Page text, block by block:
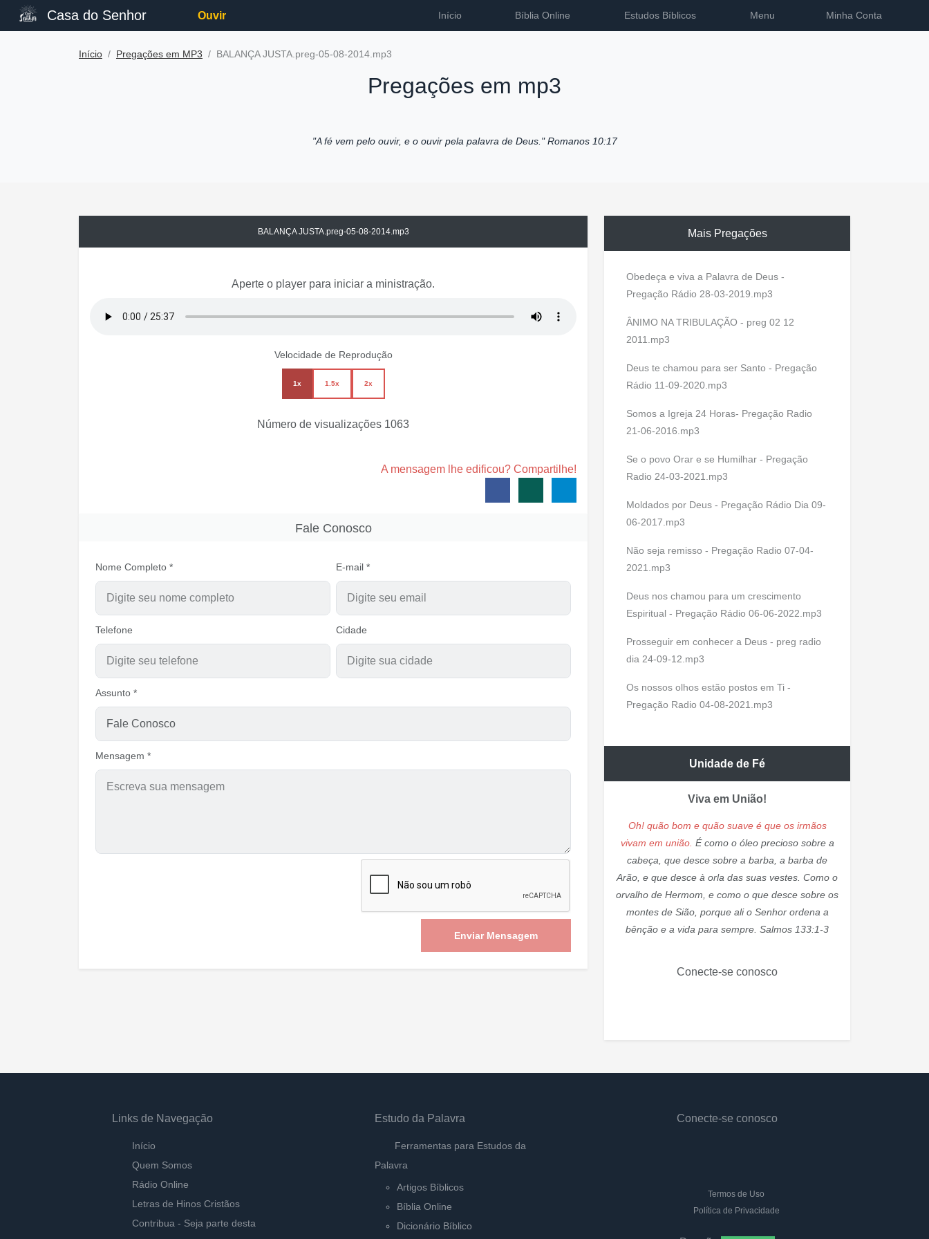
Casa do Senhor Ouvir Início Bíblia Online Estudos Bíblicos Menu Minha Conta
Início Pregações em MP3 BALANÇA JUSTA.preg-05-08-2014.mp3
Pregações em mp3
"A fé vem pelo ouvir, e o ouvir pela palavra de Deus."Romanos 10:17
BALANÇA JUSTA.preg-05-08-2014.mp3
Aperte o player para iniciar a ministração.
Velocidade de Reprodução
1x 1.5x 2x
Número de visualizações 1063
A mensagem lhe edificou? Compartilhe!
Fale Conosco
Nome Completo * E-mail *
Telefone Cidade
Assunto *
Mensagem *
Enviar Mensagem
Mais Pregações
Obedeça e viva a Palavra de Deus -
Pregação Rádio 28-03-2019.mp3
ÂNIMO NA TRIBULAÇÃO - preg 02 12
2011.mp3
Deus te chamou para ser Santo - Pregação
Rádio 11-09-2020.mp3
Somos a Igreja 24 Horas- Pregação Radio
21-06-2016.mp3
Se o povo Orar e se Humilhar - Pregação
Radio 24-03-2021.mp3
Moldados por Deus - Pregação Rádio Dia 09-
06-2017.mp3
Não seja remisso - Pregação Radio 07-04-
2021.mp3
Deus nos chamou para um crescimento
Espiritual - Pregação Rádio 06-06-2022.mp3
Prosseguir em conhecer a Deus - preg radio
dia 24-09-12.mp3
Os nossos olhos estão postos em Ti -
Pregação Radio 04-08-2021.mp3
Unidade de Fé
Viva em União!
Oh! quão bom e quão suave é que os irmãos
vivam em união. É como o óleo precioso sobre a
cabeça, que desce sobre a barba, a barba de
Arão, e que desce à orla das suas vestes. Como o
orvalho de Hermom, e como o que desce sobre os
montes de Sião, porque ali o Senhor ordena a
bênção e a vida para sempre. Salmos 133:1-3
Conecte-se conosco
Links de Navegação
Início
Quem Somos
Rádio Online
Letras de Hinos Cristãos
Contribua - Seja parte desta
Estudo da Palavra
Ferramentas para Estudos da
Palavra
Artigos Bíblicos
Bíblia Online
Dicionário Bíblico
Conecte-se conosco
Termos de Uso
Política de Privacidade